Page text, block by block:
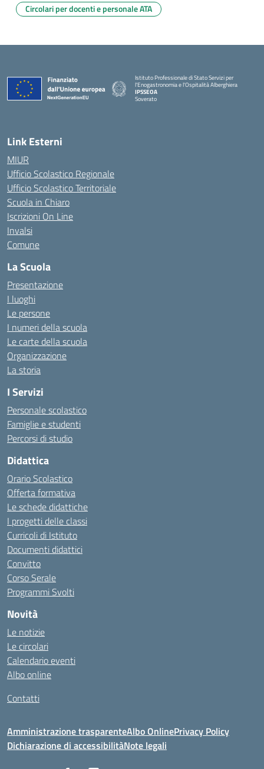
Circolari per docenti e personale ATA
Istituto Professionale di Stato Servizi per
l'Enogastronomia e l'Ospitalità Alberghiera
IPSSEOA
Soverato
Link Esterni
MIUR
Ufficio Scolastico Regionale
Ufficio Scolastico Territoriale
Scuola in Chiaro
Iscrizioni On Line
Invalsi
Comune
La Scuola
Presentazione
I luoghi
Le persone
I numeri della scuola
Le carte della scuola
Organizzazione
La storia
I Servizi
Personale scolastico
Famiglie e studenti
Percorsi di studio
Didattica
Orario Scolastico
Offerta formativa
Le schede didattiche
I progetti delle classi
Curricoli di Istituto
Documenti didattici
Convitto
Corso Serale
Programmi Svolti
Novità
Le notizie
Le circolari
Calendario eventi
Albo online
Contatti
Amministrazione trasparenteAlbo OnlinePrivacy Policy
Dichiarazione di accessibilitàNote legali